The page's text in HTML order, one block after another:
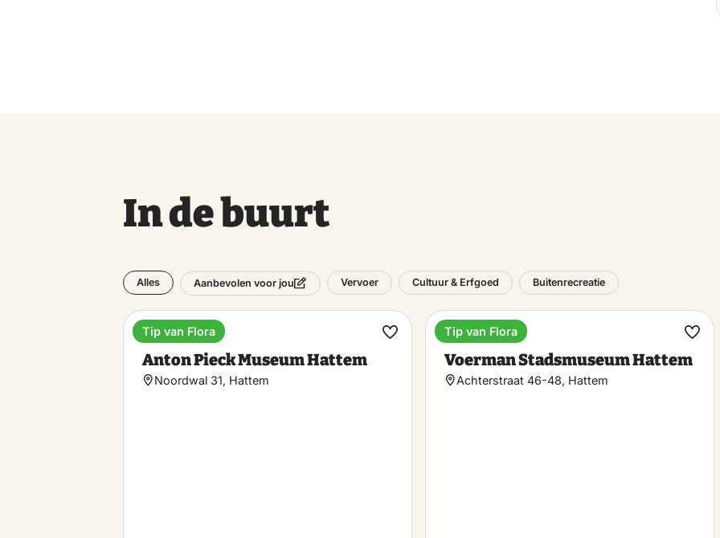
In de buurt
Alles Aanbevolen voor jou Vervoer Cultuur & Erfgoed Buitenrecreatie
Museum
Anton Pieck Museum Hattem
Noordwal 31, Hattem
Tip van Flora
Maak
Museum
Voerman Stadsmuseum Hattem
Achterstraat 46-48, Hattem
Tip van Flora
Maak